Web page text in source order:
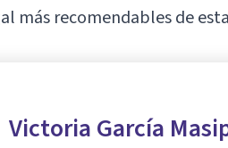
más recomendables de
Victoria García